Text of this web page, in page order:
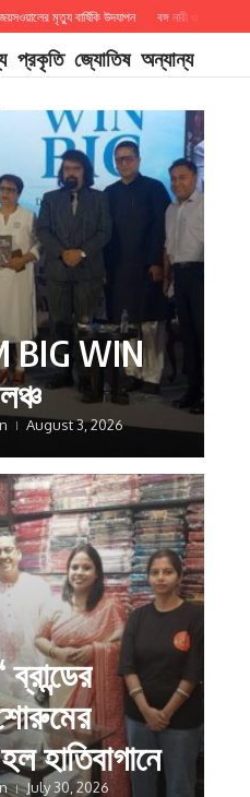
বার্ষিকি উদযাপন বঙ্গ নারী ও বঙ্গ পুরুষ সম্মান
প্রকৃতি জ্যোতিষ অন্যান্য
BIG WIN
August 3, 2026
শোরুমের
হাতিবাগানে
July 30, 2026